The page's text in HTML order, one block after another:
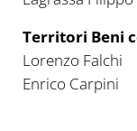
Territori Beni
Lorenzo Falchi
Enrico Carpini